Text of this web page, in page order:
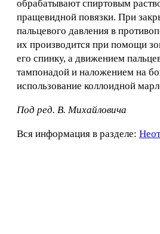
обрабатывают спиртовым
пращевидной повязки. При
пальцевого давления в
их производится при помощи
его спинку, а движением
тампонадой и наложением на
использование коллоидной
Под ред. В. Михайловича
Вся информация в разделе: